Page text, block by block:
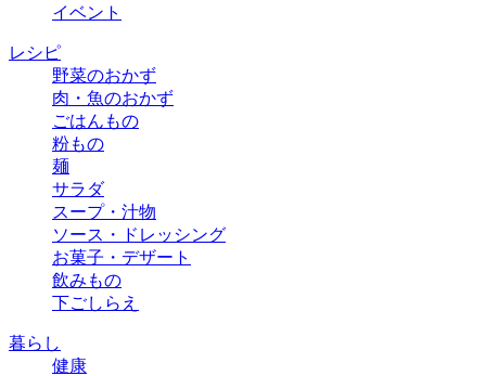
イベント
レシピ
野菜のおかず
肉・魚のおかず
ごはんもの
粉もの
麺
サラダ
スープ・汁物
ソース・ドレッシング
お菓子・デザート
飲みもの
下ごしらえ
暮らし
健康